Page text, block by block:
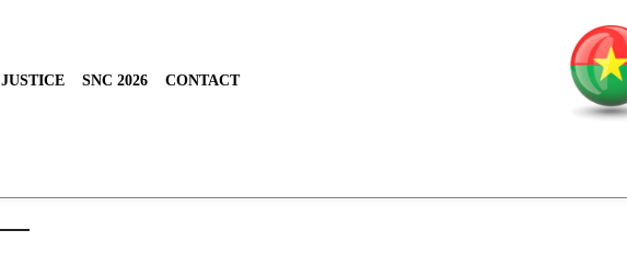
JUSTICE SNC 2026 CONTACT